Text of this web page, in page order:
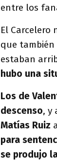
entre los
El Carcelero
que también
estaban
hubo una
Los de
descenso, y
Matías Ruiz
para
se produjo